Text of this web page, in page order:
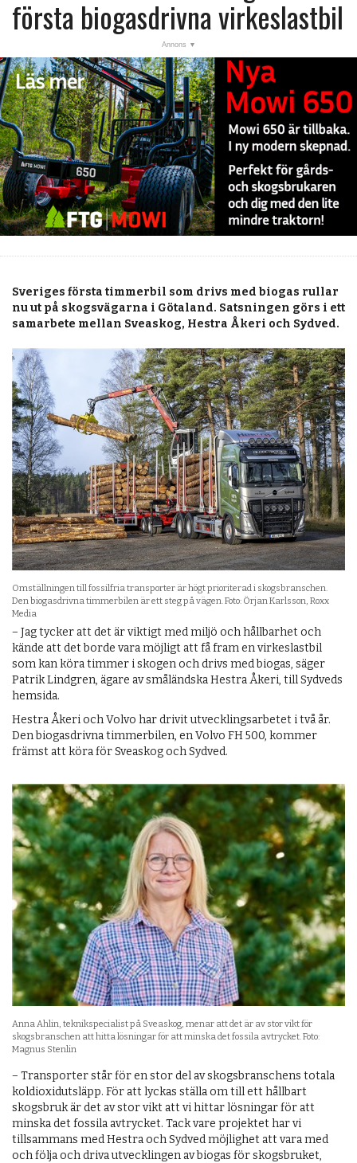
KALENDER
PRENUMERERA
ANNONSERA
OM OSS
BUTIK
första biogasdrivna virkeslastbil
Sveriges första timmerbil som drivs med biogas rullar
nu ut på skogsvägarna i Götaland. Satsningen görs i ett
samarbete mellan Sveaskog, Hestra Åkeri och Sydved.
Omställningen till fossilfria transporter är högt prioriterad i skogsbranschen.
Den biogasdrivna timmerbilen är ett steg på vägen. Foto: Örjan Karlsson, Roxx
Media
− Jag tycker att det är viktigt med miljö och hållbarhet och
kände att det borde vara möjligt att få fram en virkeslastbil
som kan köra timmer i skogen och drivs med biogas, säger
Patrik Lindgren, ägare av småländska Hestra Åkeri, till Sydveds
hemsida.
Hestra Åkeri och Volvo har drivit utvecklingsarbetet i två år.
Den biogasdrivna timmerbilen, en Volvo FH 500, kommer
främst att köra för Sveaskog och Sydved.
Anna Ahlin, teknikspecialist på Sveaskog, menar att det är av stor vikt för
skogsbranschen att hitta lösningar för att minska det fossila avtrycket. Foto:
Magnus Stenlin
− Transporter står för en stor del av skogsbranschens totala
koldioxidutsläpp. För att lyckas ställa om till ett hållbart
skogsbruk är det av stor vikt att vi hittar lösningar för att
minska det fossila avtrycket. Tack vare projektet har vi
tillsammans med Hestra och Sydved möjlighet att vara med
och följa och driva utvecklingen av biogas för skogsbruket,